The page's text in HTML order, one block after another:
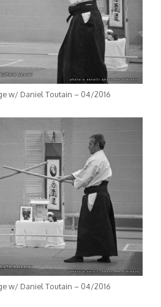
w/ Daniel Toutain – 04/2016
w/ Daniel Toutain – 04/2016